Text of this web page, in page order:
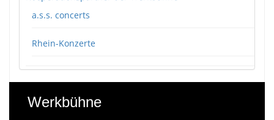
a.s.s. concerts
Rhein-Konzerte
Werkbühne